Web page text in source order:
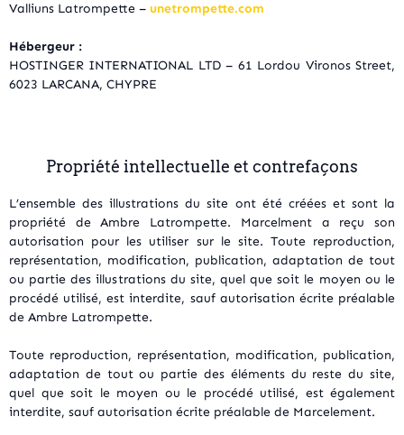
Valliuns Latrompette – unetrompette.com
Hébergeur :
HOSTINGER INTERNATIONAL LTD – 61 Lordou Vironos Street,
6023 LARCANA, CHYPRE
Propriété intellectuelle et contrefaçons
L’ensemble des illustrations du site ont été créées et sont la
propriété de Ambre Latrompette. Marcelment a reçu son
autorisation pour les utiliser sur le site. Toute reproduction,
représentation, modification, publication, adaptation de tout
ou partie des illustrations du site, quel que soit le moyen ou le
procédé utilisé, est interdite, sauf autorisation écrite préalable
de Ambre Latrompette.
Toute reproduction, représentation, modification, publication,
adaptation de tout ou partie des éléments du reste du site,
quel que soit le moyen ou le procédé utilisé, est également
interdite, sauf autorisation écrite préalable de Marcelement.